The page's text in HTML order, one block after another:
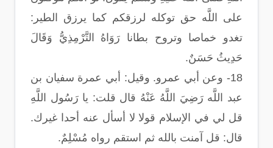
على اللَّه حق توكله لرزقكم كما يرزق الطير:
تغدو خماصا وتروح بطانا رَوَاهُ التَّرْمِذِيُّ وَقَالَ
حَدِيثُ حَسَنٌ.
18- وعن أبي عمرو. وقيل: أبي عمرة سفيان بن
عبد اللَّه رَضِيَ اللَّهُ عَنْهُ قال قلت: يا رَسُول اللَّهِ
قل لي في الإسلام قولا لا أسأل عنه أحدا غيرك.
قال: قل آمنت بالله ثم استقم رواه مُسْلِمٌ.